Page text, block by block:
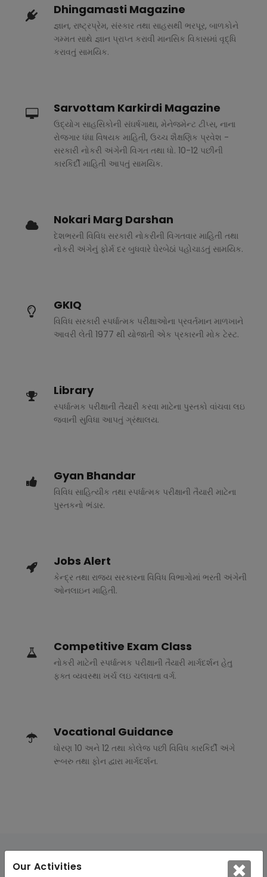
Our Activities
Dhingamasti Magazine
જ્ઞાન, રાષ્ટ્રપ્રેમ, સંસ્કાર તથા સાહસથી ભરપૂર, બાળકોને
ગમ્મત સાથે જ્ઞાન પ્રાપ્ત કરાવી માનસિક વિકાસમાં વૃદ્ધિ
કરાવતું સામયિક.
Sarvottam Karkirdi Magazine
ઉદ્યોગ સાહસિકોની સંઘર્ષગાથા, મેનેજમેન્ટ ટીપ્સ, નાના
રોજગાર ધંધા વિષયક માહિતી, ઉચ્ચ શૈક્ષણિક પ્રવેશ -
સરકારી નોકરી અંગેની વિગત તથા ધો. 10-12 પછીની
કારકિર્દી માહિતી આપતું સામયિક.
Nokari Marg Darshan
દેશભરની વિવિધ સરકારી નોકરીની વિગતવાર માહિતી તથા
નોકરી અંગેનું ફોર્મ દર બુધવારે ઘેરબેઠાં પહોચાડતું સામયિક.
GKIQ
વિવિધ સરકારી સ્પર્ધાત્મક પરીક્ષાઓના પ્રવર્તમાન માળખાને
આવરી લેતી 1977 થી યોજાતી એક પ્રકારની મોક ટેસ્ટ.
Library
સ્પર્ધાત્મક પરીક્ષાની તૈયારી કરવા માટેના પુસ્તકો વાંચવા લઇ
જવાની સુવિધા આપતું ગ્રંથાલય.
Gyan Bhandar
વિવિધ સાહિત્યીક તથા સ્પર્ધાત્મક પરીક્ષાની તૈયારી માટેના
પુસ્તકનો ભંડાર.
Jobs Alert
કેન્દ્ર તથા રાજ્ય સરકારના વિવિધ વિભાગોમાં ભરતી અંગેની
ઓનલાઇન માહિતી.
Competitive Exam Class
નોકરી માટેની સ્પર્ધાત્મક પરીક્ષાની તૈયારી માર્ગદર્શન હેતુ
ફક્ત વ્યવસ્થા ખર્ચ લઇ ચલાવતા વર્ગ.
Vocational Guidance
ધોરણ 10 અને 12 તથા કોલેજ પછી વિવિધ કારકિર્દી અંગે
રૂબરુ તથા ફોન દ્વારા માર્ગદર્શન.